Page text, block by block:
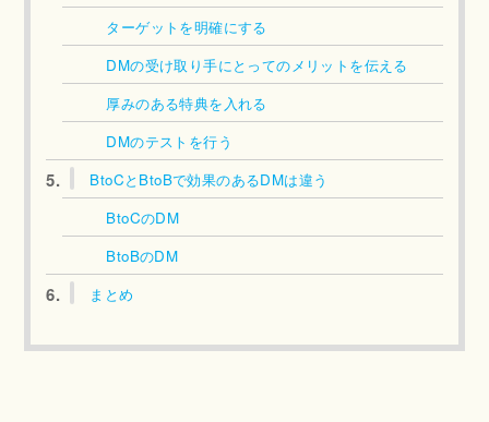
ターゲットを明確にする
DMの受け取り手にとってのメリットを伝える
厚みのある特典を入れる
DMのテストを行う
5.
BtoCとBtoBで効果のあるDMは違う
BtoCのDM
BtoBのDM
6. まとめ